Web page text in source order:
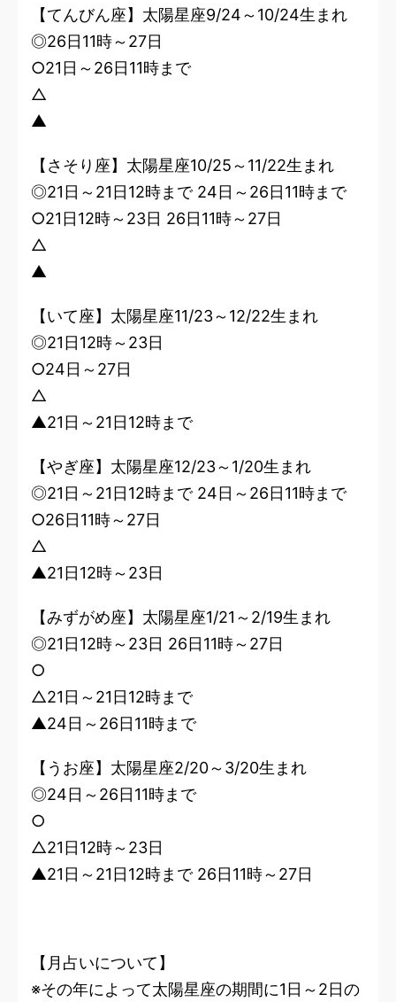
【てんびん座】太陽星座9/24～10/24生まれ
◎26日11時～27日
○21日～26日11時まで
△
▲
【さそり座】太陽星座10/25～11/22生まれ
◎21日～21日12時まで 24日～26日11時まで
○21日12時～23日 26日11時～27日
△
▲
【いて座】太陽星座11/23～12/22生まれ
◎21日12時～23日
○24日～27日
△
▲21日～21日12時まで
【やぎ座】太陽星座12/23～1/20生まれ
◎21日～21日12時まで 24日～26日11時まで
○26日11時～27日
△
▲21日12時～23日
【みずがめ座】太陽星座1/21～2/19生まれ
◎21日12時～23日 26日11時～27日
○
△21日～21日12時まで
▲24日～26日11時まで
【うお座】太陽星座2/20～3/20生まれ
◎24日～26日11時まで
○
△21日12時～23日
▲21日～21日12時まで 26日11時～27日
【月占いについて】
※その年によって太陽星座の期間に1日～2日の